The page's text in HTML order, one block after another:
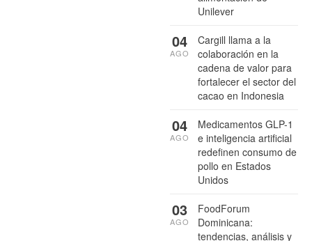
Unilever
Cargill llama a la
colaboración en la
cadena de valor para
fortalecer el sector del
cacao en Indonesia
04
AGO
Medicamentos GLP-1
e inteligencia artificial
redefinen consumo de
pollo en Estados
Unidos
04
AGO
FoodForum
Dominicana:
tendencias, análisis y
03
AGO